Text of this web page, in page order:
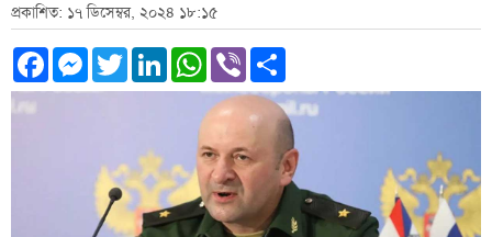
প্রকাশিত: ১৭ ডিসেম্বর, ২০২৪ ১৮:১৫
Facebook
Messenger
TwitterLinkedInWhatsApp
Viber